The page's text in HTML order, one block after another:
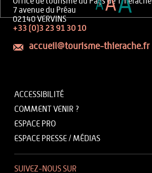
7 avenue du Préau
02140 VERVINS
+33 (0)3 23 91 30 10
accueil@tourisme-thierache.fr
ACCESSIBILITÉ
COMMENT VENIR ?
ESPACE PRO
ESPACE PRESSE / MÉDIAS
SUIVEZ-NOUS SUR
AAA